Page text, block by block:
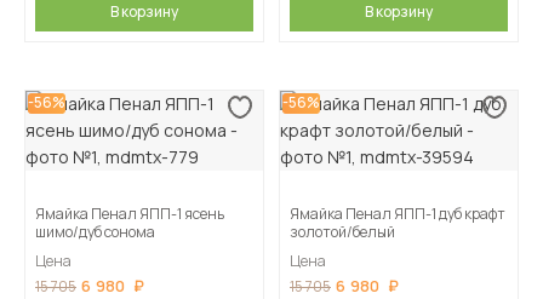
В корзину В корзину
-56%
Ямайка Пенал ЯПП-1 ясень
шимо/дуб сонома
Цена
15 705 6 980
-56%
Ямайка Пенал ЯПП-1 дуб крафт
золотой/белый
Цена
15 705 6 980